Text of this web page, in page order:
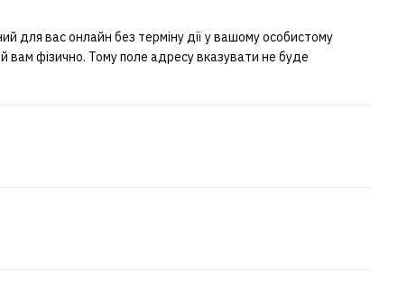
для вас онлайн без терміну дії у вашому особистому
вам фізично. Тому поле адресу вказувати не буде